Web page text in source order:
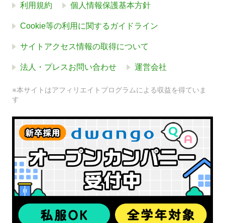
利用規約 個人情報保護基本方針
Cookie等の利用に関するガイドライン
サイトアクセス情報の取得について
法人・プレスお問い合わせ 運営会社
※本サイトはアフィリエイトプログラムによる収益を得ていま
す